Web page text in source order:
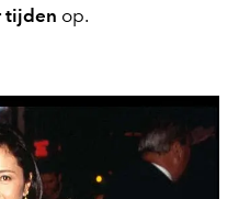
tijden op.